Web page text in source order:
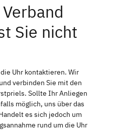
Sie nicht
Uhr kontaktieren. Wir
verbinden Sie mit den
Sollte Ihr Anliegen
möglich, uns über das
es sich jedoch um
rund um die Uhr